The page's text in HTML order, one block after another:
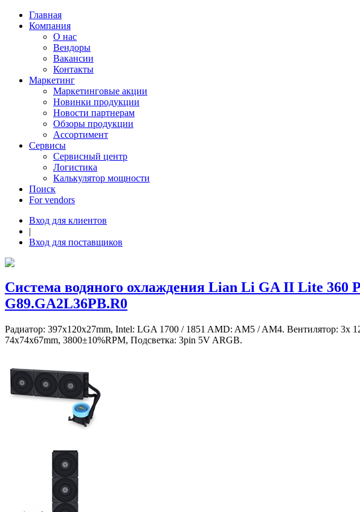
Главная
Компания
О нас
Вендоры
Вакансии
Контакты
Маркетинг
Маркетинговые акции
Новинки продукции
Новости партнерам
Обзоры продукции
Ассортимент
Сервисы
Сервисный центр
Логистика
Калькулятор мощности
Поиск
For vendors
Вход для клиентов
|
Вход для поставщиков
Система водяного охлаждения Lian Li GA II Lite 360
G89.GA2L36PB.R0
Радиатор: 397х120х27mm, Intel: LGA 1700 / 1851 AMD: AM5 / AM4. Вентилятор:
74x74х67mm, 3800±10%RPM, Подсветка: 3pin 5V ARGB.